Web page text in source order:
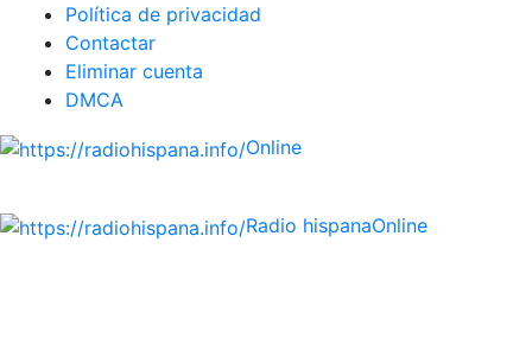
Política de privacidad
Contactar
Eliminar cuenta
DMCA
Online
Radio hispanaOnline